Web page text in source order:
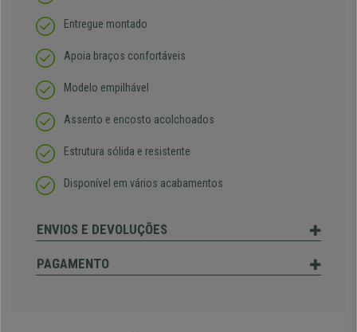
Entregue montado
Apoia braços confortáveis
Modelo empilhável
Assento e encosto acolchoados
Estrutura sólida e resistente
Disponível em vários acabamentos
ENVIOS E DEVOLUÇÕES
PAGAMENTO